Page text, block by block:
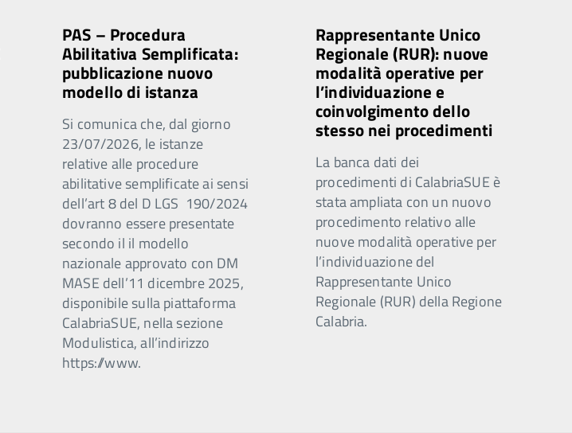
PAS – Procedura
Abilitativa Semplificata:
pubblicazione nuovo
modello di istanza
Si comunica che, dal giorno
23/07/2026, le istanze
relative alle procedure
abilitative semplificate ai sensi
dell’art 8 del D LGS 190/2024
dovranno essere presentate
secondo il il modello
nazionale approvato con DM
MASE dell’11 dicembre 2025,
disponibile sulla piattaforma
CalabriaSUE, nella sezione
Modulistica, all’indirizzo
https://www.
Rappresentante Unico
Regionale (RUR): nuove
modalità operative per
l’individuazione e
coinvolgimento dello
stesso nei procedimenti
La banca dati dei
procedimenti di CalabriaSUE è
stata ampliata con un nuovo
procedimento relativo alle
nuove modalità operative per
l’individuazione del
Rappresentante Unico
Regionale (RUR) della Regione
Calabria.